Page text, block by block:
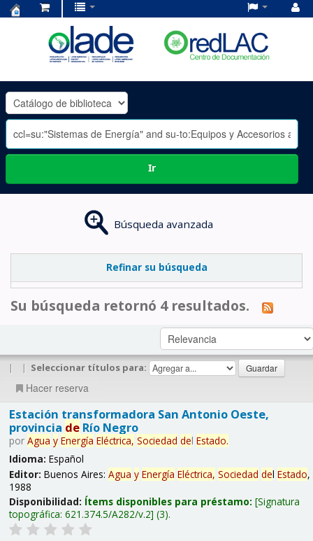
OLADE
-
Ir
Búsqueda avanzada
Refinar su búsqueda
Su búsqueda retornó 4 resultados.
| | Seleccionar títulos para:
Hacer reserva
Estación transformadora San Antonio Oeste,
provincia deRío Negro
por Agua y Energía Eléctrica, Sociedad del Estado.
Idioma: Español
Editor: Buenos Aires: Agua y Energía Eléctrica, Sociedad del Estado,
1988
Disponibilidad: Ítems disponibles para préstamo: Signatura
topográfica: 621.374.5/A282/v.2 (3).